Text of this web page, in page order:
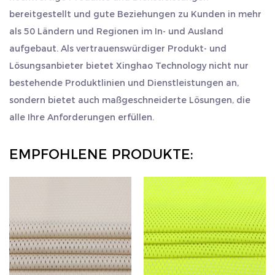
bereitgestellt und gute Beziehungen zu Kunden in mehr
als 50 Ländern und Regionen im In- und Ausland
aufgebaut. Als vertrauenswürdiger Produkt- und
Lösungsanbieter bietet Xinghao Technology nicht nur
bestehende Produktlinien und Dienstleistungen an,
sondern bietet auch maßgeschneiderte Lösungen, die
alle Ihre Anforderungen erfüllen.
EMPFOHLENE PRODUKTE: